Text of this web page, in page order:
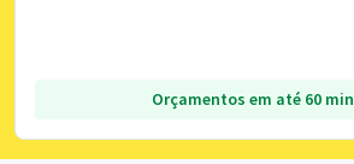
Orçamentos em até 60